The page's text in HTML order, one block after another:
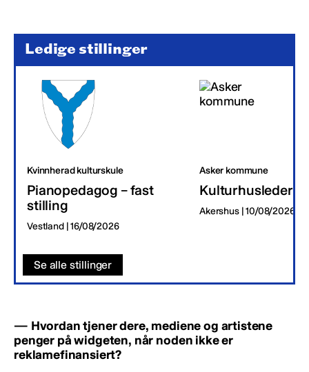
Ledige stillinger
Kvinnherad kulturskule
Pianopedagog – fast
stilling
Vestland | 16/08/2026
Asker kommune
Kulturhusleder
Akershus | 10/08/2026
Se alle stillinger
— Hvordan tjener dere, mediene og artistene
penger på widgeten, når noden ikke er
reklamefinansiert?